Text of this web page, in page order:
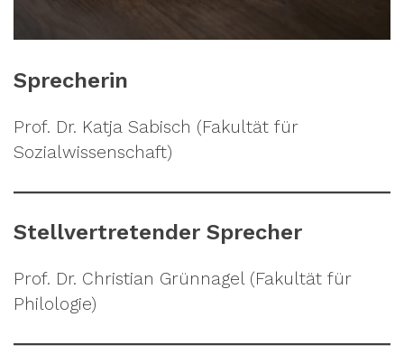
Sprecherin
Prof. Dr. Katja Sabisch (Fakultät für
Sozialwissenschaft)
Stellvertretender Sprecher
Prof. Dr. Christian Grünnagel (Fakultät für
Philologie)